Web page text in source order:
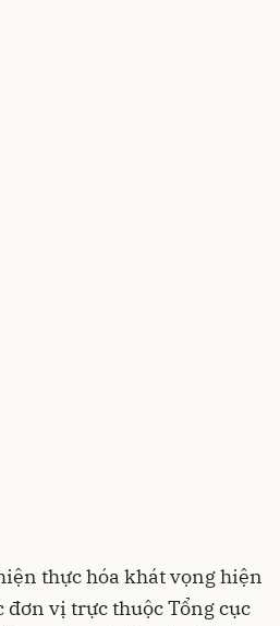
thực hóa khát vọng hiện
đơn vị trực thuộc Tổng cục